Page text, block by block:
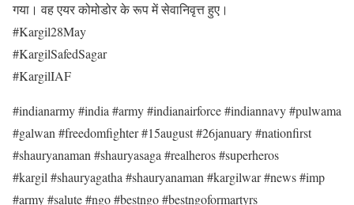
गया। वह एयर कोमोडोर के रूप में सेवानिवृत्त हुए।
#Kargil28May
#KargilSafedSagar
#KargilIAF
#indianarmy #india #army #indianairforce #indiannavy #pulwama
#galwan #freedomfighter #15august #26january #nationfirst
#shauryanaman #shauryasaga #realheros #superheros
#kargil #shauryagatha #shauryanaman #kargilwar #news #imp
#army #salute #ngo #bestngo #bestngoformartyrs